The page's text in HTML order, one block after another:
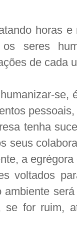
horas
seres
de cada
se,
tenha
seus
a
voltados
for ruim,